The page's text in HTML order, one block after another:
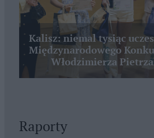
Kalisz: niemal tysiąc
Międzynarodowego
Włodzimierza
Raporty